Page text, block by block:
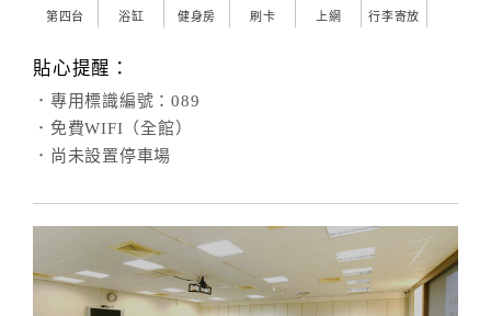
第四台 浴缸 健身房 刷卡 上網 行李寄放
貼心提醒：
．專用標識編號：089
．免費WIFI（全館）
．尚未設置停車場